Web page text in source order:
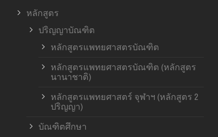
หลักสูตร
ปริญญาบัณฑิต
หลักสูตรแพทยศาสตรบัณฑิต
หลักสูตรแพทยศาสตรบัณฑิต (หลักสูตร
นานาชาติ)
หลักสูตรแพทยศาสตร์ จุฬาฯ (หลักสูตร 2
ปริญญา)
บัณฑิตศึกษา